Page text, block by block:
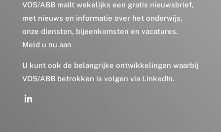
VOS/ABB mailt wekelijks een gratis nieuwsbrief,
met nieuws en informatie over het onderwijs,
onze diensten, bijeenkomsten en vacatures.
Meld u nu aan
U kunt ook de belangrijke ontwikkelingen waarbij
VOS/ABB betrokken is volgen via LinkedIn.